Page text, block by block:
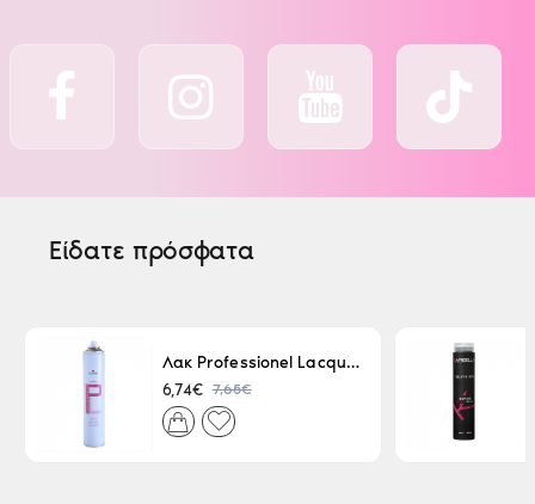
Είδατε πρόσφατα
Λακ Professionel Lacque Super Strong 500ml
6,74€ 7,65€